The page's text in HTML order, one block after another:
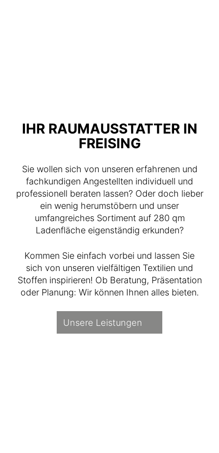
IHR RAUMAUSSTATTER IN
FREISING
Sie wollen sich von unseren erfahrenen und
fachkundigen Angestellten individuell und
professionell beraten lassen? Oder doch lieber
ein wenig herumstöbern und unser
umfangreiches Sortiment auf 280 qm
Ladenfläche eigenständig erkunden?
Kommen Sie einfach vorbei und lassen Sie
sich von unseren vielfältigen Textilien und
Stoffen inspirieren! Ob Beratung, Präsentation
oder Planung: Wir können Ihnen alles bieten.
Unsere Leistungen